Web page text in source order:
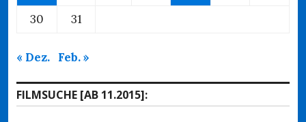
30
31
« Dez. Feb. »
FILMSUCHE [AB 11.2015]: